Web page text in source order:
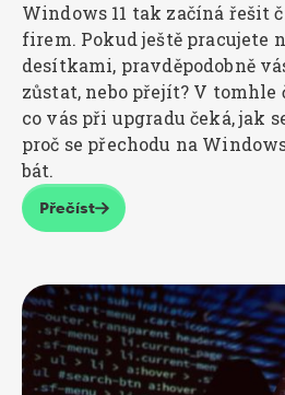
Windows 11 tak začíná řešit
firem. Pokud ještě pracujete
desítkami, pravděpodobně
zůstat, nebo přejít? V tomhle
co vás při upgradu čeká, jak
proč se přechodu na
bát.
Přečíst